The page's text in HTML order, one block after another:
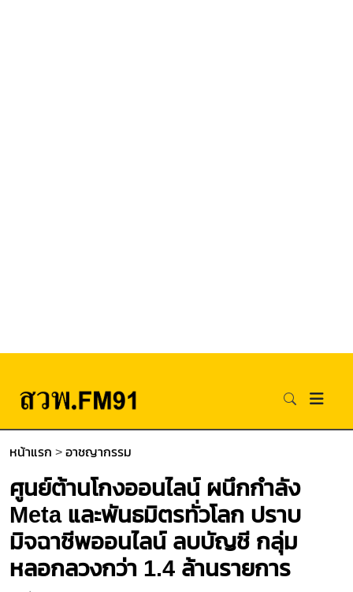
หน้าแรก > อาชญากรรม
ศูนย์ต้านโกงออนไลน์ ผนึกกำลัง
Meta และพันธมิตรทั่วโลก ปราบ
มิจฉาชีพออนไลน์ ลบบัญชี กลุ่ม
หลอกลวงกว่า 1.4 ล้านรายการ